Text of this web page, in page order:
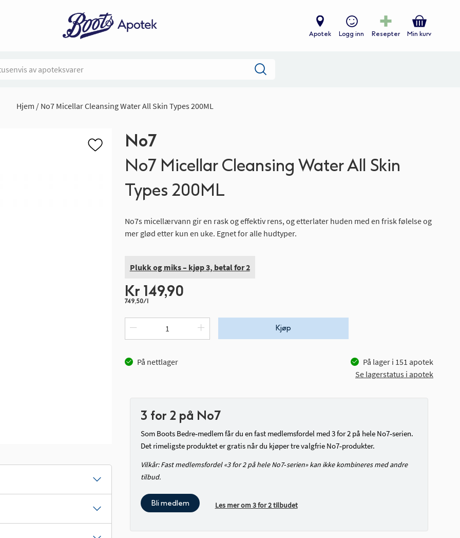
Apotek Logg inn Resepter Min kurv
Hjem No7 Micellar Cleansing Water All Skin Types 200ML
No7
No7 Micellar Cleansing Water All Skin
Types 200ML
No7s micellærvann gir en rask og effektiv rens, og etterlater huden med en frisk følelse og
mer glød etter kun en uke. Egnet for alle hudtyper.
Plukk og miks – kjøp 3, betal for 2
Kr 149,90
749,50/l
Kjøp
På nettlager På lager i 151 apotek
Se lagerstatus i apotek
3 for 2 på No7
Som Boots Bedre‑medlem får du en fast medlemsfordel med 3 for 2 på hele No7‑serien.
Det rimeligste produktet er gratis når du kjøper tre valgfrie No7‑produkter.
Vilkår: Fast medlemsfordel «3 for 2 på hele No7‑serien» kan ikke kombineres med andre
tilbud.
Bli medlem Les mer om 3 for 2 tilbudet